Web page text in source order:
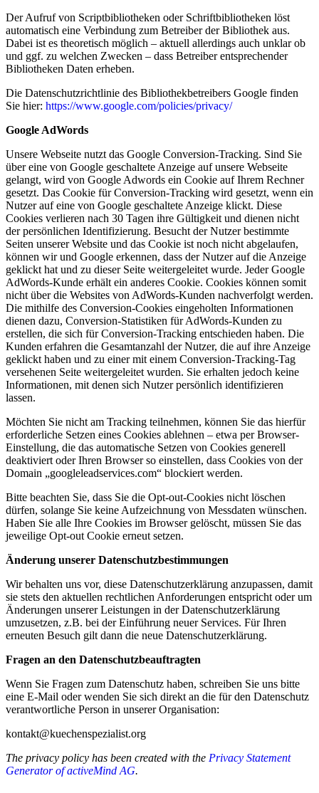
Der Aufruf von Scriptbibliotheken oder Schriftbibliotheken löst
automatisch eine Verbindung zum Betreiber der Bibliothek aus.
Dabei ist es theoretisch möglich – aktuell allerdings auch unklar ob
und ggf. zu welchen Zwecken – dass Betreiber entsprechender
Bibliotheken Daten erheben.
Die Datenschutzrichtlinie des Bibliothekbetreibers Google finden
Sie hier: https://www.google.com/policies/privacy/
Google AdWords
Unsere Webseite nutzt das Google Conversion-Tracking. Sind Sie
über eine von Google geschaltete Anzeige auf unsere Webseite
gelangt, wird von Google Adwords ein Cookie auf Ihrem Rechner
gesetzt. Das Cookie für Conversion-Tracking wird gesetzt, wenn ein
Nutzer auf eine von Google geschaltete Anzeige klickt. Diese
Cookies verlieren nach 30 Tagen ihre Gültigkeit und dienen nicht
der persönlichen Identifizierung. Besucht der Nutzer bestimmte
Seiten unserer Website und das Cookie ist noch nicht abgelaufen,
können wir und Google erkennen, dass der Nutzer auf die Anzeige
geklickt hat und zu dieser Seite weitergeleitet wurde. Jeder Google
AdWords-Kunde erhält ein anderes Cookie. Cookies können somit
nicht über die Websites von AdWords-Kunden nachverfolgt werden.
Die mithilfe des Conversion-Cookies eingeholten Informationen
dienen dazu, Conversion-Statistiken für AdWords-Kunden zu
erstellen, die sich für Conversion-Tracking entschieden haben. Die
Kunden erfahren die Gesamtanzahl der Nutzer, die auf ihre Anzeige
geklickt haben und zu einer mit einem Conversion-Tracking-Tag
versehenen Seite weitergeleitet wurden. Sie erhalten jedoch keine
Informationen, mit denen sich Nutzer persönlich identifizieren
lassen.
Möchten Sie nicht am Tracking teilnehmen, können Sie das hierfür
erforderliche Setzen eines Cookies ablehnen – etwa per Browser-
Einstellung, die das automatische Setzen von Cookies generell
deaktiviert oder Ihren Browser so einstellen, dass Cookies von der
Domain „googleleadservices.com“ blockiert werden.
Bitte beachten Sie, dass Sie die Opt-out-Cookies nicht löschen
dürfen, solange Sie keine Aufzeichnung von Messdaten wünschen.
Haben Sie alle Ihre Cookies im Browser gelöscht, müssen Sie das
jeweilige Opt-out Cookie erneut setzen.
Änderung unserer Datenschutzbestimmungen
Wir behalten uns vor, diese Datenschutzerklärung anzupassen, damit
sie stets den aktuellen rechtlichen Anforderungen entspricht oder um
Änderungen unserer Leistungen in der Datenschutzerklärung
umzusetzen, z.B. bei der Einführung neuer Services. Für Ihren
erneuten Besuch gilt dann die neue Datenschutzerklärung.
Fragen an den Datenschutzbeauftragten
Wenn Sie Fragen zum Datenschutz haben, schreiben Sie uns bitte
eine E-Mail oder wenden Sie sich direkt an die für den Datenschutz
verantwortliche Person in unserer Organisation:
kontakt@kuechenspezialist.org
The privacy policy has been created with the Privacy Statement
Generator of activeMind AG.